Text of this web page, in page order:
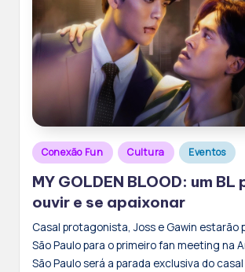
Posted
in
Conexão Fun Cultura Eventos
MY GOLDEN BLOOD: um
ouvir e se apaixonar
Casal protagonista, Joss e Gawin estarão
São Paulo para o primeiro fan meeting na
São Paulo será a parada exclusiva do